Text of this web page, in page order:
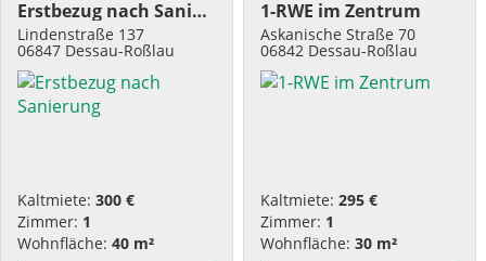
Erstbezug nach Sanierung
Lindenstraße 137
06847 Dessau-Roßlau
Kaltmiete: 300 €
Zimmer: 1
Wohnfläche: 40 m²
1-RWE im Zentrum
Askanische Straße 70
06842 Dessau-Roßlau
Kaltmiete: 295 €
Zimmer: 1
Wohnfläche: 30 m²